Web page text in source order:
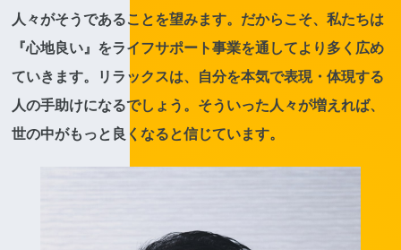
人々がそうであることを望みます。だからこそ、私たちは
『心地良い』をライフサポート事業を通してより多く広め
ていきます。リラックスは、自分を本気で表現・体現する
人の手助けになるでしょう。そういった人々が増えれば、
世の中がもっと良くなると信じています。